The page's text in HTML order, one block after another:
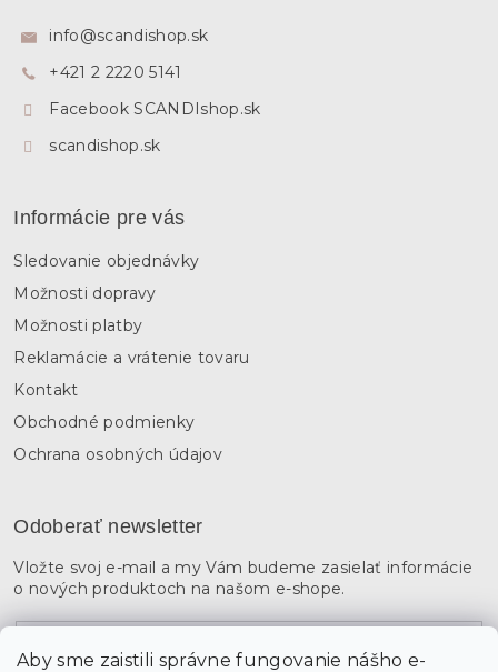
Aby sme zaistili správne fungovanie nášho e-
info@scandishop.sk
+421 2 2220 5141
Facebook SCANDIshop.sk
scandishop.sk
Informácie pre vás
Sledovanie objednávky
Možnosti dopravy
Možnosti platby
Reklamácie a vrátenie tovaru
Kontakt
Obchodné podmienky
Ochrana osobných údajov
Odoberať newsletter
Vložte svoj e-mail a my Vám budeme zasielať informácie
o nových produktoch na našom e-shope.